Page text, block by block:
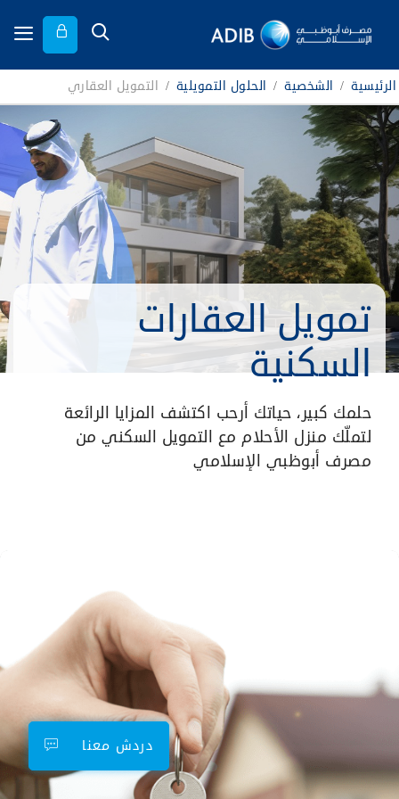
الرئيسية / الشخصية / الحلول التمويلية / التمويل العقاري
تمويل العقارات
السكنية
حلمك كبير، حياتك أرحب اكتشف المزايا الرائعة
لتملّك منزل الأحلام مع التمويل السكني من
مصرف أبوظبي الإسلامي
دردش معنا